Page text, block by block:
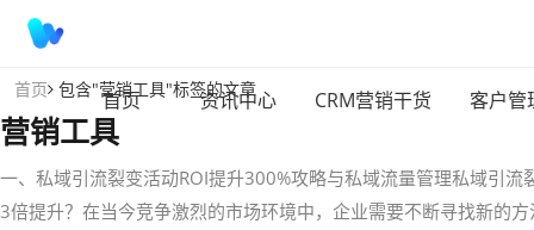
首页 资讯中心 CRM营销干货 客户管
首页 包含"营销工具"标签的文章
营销工具
一、私域引流裂变活动ROI提升300%攻略与私域流量管理私域引
3倍提升？在当今竞争激烈的市场环境中，企业需要不断寻找新的